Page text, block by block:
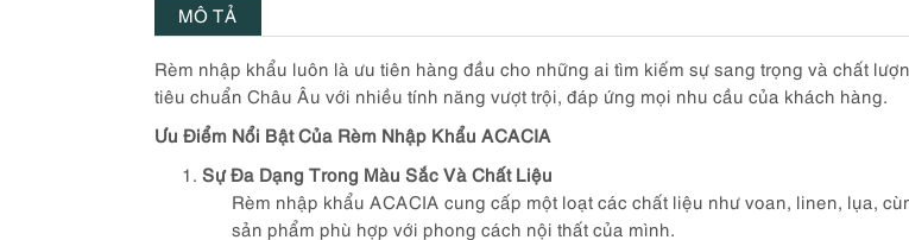
MÔ TẢ
Rèm nhập khẩu luôn là ưu tiên hàng đầu cho những ai tìm kiếm sự sang trọng và chất
tiêu chuẩn Châu Âu với nhiều tính năng vượt trội, đáp ứng mọi nhu cầu của khách hàng.
Ưu Điểm Nổi Bật Của Rèm Nhập Khẩu ACACIA
Sự Đa Dạng Trong Màu Sắc Và Chất Liệu
Rèm nhập khẩu ACACIA cung cấp một loạt các chất liệu như voan, linen, lụa,
sản phẩm phù hợp với phong cách nội thất của mình.